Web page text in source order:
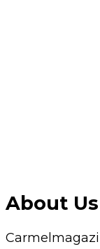
About Us